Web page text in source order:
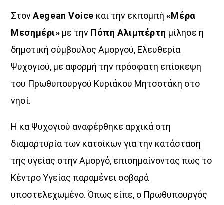
Θεμα Υγειας
<div [...]
UPCOMING SHOWS
ΣτονAegean Voice και την εκπομπή «Μέρα
Μεσημέρι» με την Πόπη Αλιμπέρτη μίλησε η
δημοτική σύμβουλος Αμοργού, Ελευθερία
Ψυχογιού, με αφορμή την πρόσφατη επίσκεψη
του Πρωθυπουργού Κυριάκου Μητσοτάκη στο
νησί.
Η κα Ψυχογιού αναφέρθηκε αρχικά στη
διαμαρτυρία των κατοίκων για την κατάσταση
της υγείας στην Αμοργό, επισημαίνοντας πως το
Κέντρο Υγείας παραμένει σοβαρά
υποστελεχωμένο. Όπως είπε, ο Πρωθυπουργός